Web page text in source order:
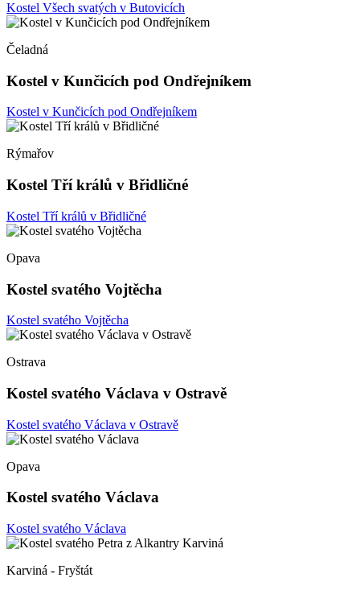
Kostel Všech svatých v Butovicích
Čeladná
Kostel v Kunčicích pod Ondřejníkem
Kostel v Kunčicích pod Ondřejníkem
Rýmařov
Kostel Tří králů v Břidličné
Kostel Tří králů v Břidličné
Opava
Kostel svatého Vojtěcha
Kostel svatého Vojtěcha
Ostrava
Kostel svatého Václava v Ostravě
Kostel svatého Václava v Ostravě
Opava
Kostel svatého Václava
Kostel svatého Václava
Karviná - Fryštát